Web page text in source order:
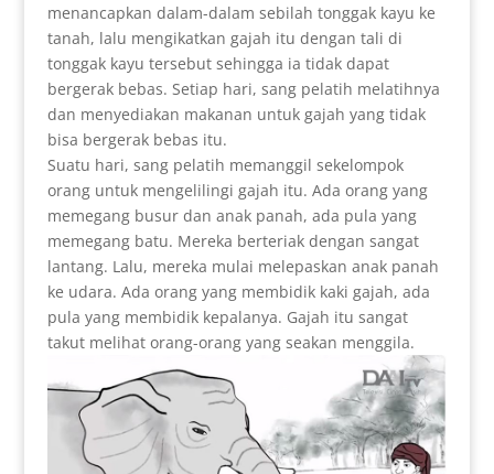
menancapkan dalam-dalam sebilah tonggak kayu ke
tanah, lalu mengikatkan gajah itu dengan tali di
tonggak kayu tersebut sehingga ia tidak dapat
bergerak bebas. Setiap hari, sang pelatih melatihnya
dan menyediakan makanan untuk gajah yang tidak
bisa bergerak bebas itu.
Suatu hari, sang pelatih memanggil sekelompok
orang untuk mengelilingi gajah itu. Ada orang yang
memegang busur dan anak panah, ada pula yang
memegang batu. Mereka berteriak dengan sangat
lantang. Lalu, mereka mulai melepaskan anak panah
ke udara. Ada orang yang membidik kaki gajah, ada
pula yang membidik kepalanya. Gajah itu sangat
takut melihat orang-orang yang seakan menggila.